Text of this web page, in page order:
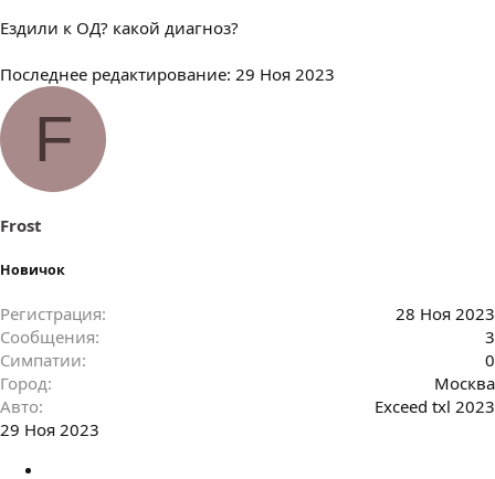
Ездили к ОД? какой диагноз?
Последнее редактирование: 29 Ноя 2023
F
Frost
Новичок
Регистрация
28 Ноя 2023
Сообщения
3
Симпатии
0
Город
Москва
Авто
Exceed txl 2023
29 Ноя 2023